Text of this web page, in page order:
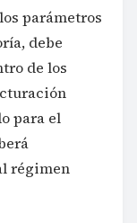
parámetros
debe
de los
para el
régimen